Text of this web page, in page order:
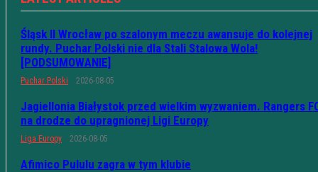
Śląsk II Wrocław po szalonym meczu awansuje do kolejnej
rundy. Puchar Polski nie dla Stali Stalowa Wola!
[PODSUMOWANIE]
Puchar Polski 2026-08-05
Jagiellonia Białystok przed wielkim wyzwaniem. Rangers
na drodze do upragnionej Ligi Europy
Liga Europy 2026-08-05
Afimico Pululu zagra w tym klubie